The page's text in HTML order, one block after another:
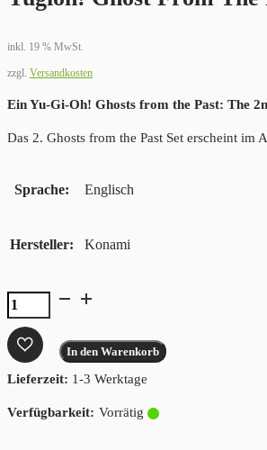
inkl. 19 % MwSt.
zzgl. Versandkosten
Ein Yu-Gi-Oh! Ghosts from the Past: The
Das 2. Ghosts from the Past Set erscheint im
Sprache Englisch
Hersteller Konami
Yugioh!
Ghost
From
The
Past
2
In den Warenkorb
Lieferzeit: 1-3 Werktage
Vorrätig